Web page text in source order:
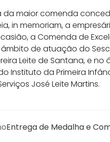
maior comenda
in memoriam, a
a Comenda de
âmbito de atuação do
Leite de Santana, e
Instituto da Primeira
José Leite Martins.
Entrega de Medalha e